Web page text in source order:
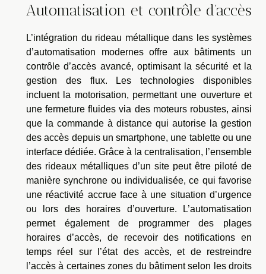
Automatisation et contrôle d’accès
L’intégration du rideau métallique dans les systèmes
d’automatisation modernes offre aux bâtiments un
contrôle d’accès avancé, optimisant la sécurité et la
gestion des flux. Les technologies disponibles
incluent la motorisation, permettant une ouverture et
une fermeture fluides via des moteurs robustes, ainsi
que la commande à distance qui autorise la gestion
des accès depuis un smartphone, une tablette ou une
interface dédiée. Grâce à la centralisation, l’ensemble
des rideaux métalliques d’un site peut être piloté de
manière synchrone ou individualisée, ce qui favorise
une réactivité accrue face à une situation d’urgence
ou lors des horaires d’ouverture. L’automatisation
permet également de programmer des plages
horaires d’accès, de recevoir des notifications en
temps réel sur l’état des accès, et de restreindre
l’accès à certaines zones du bâtiment selon les droits